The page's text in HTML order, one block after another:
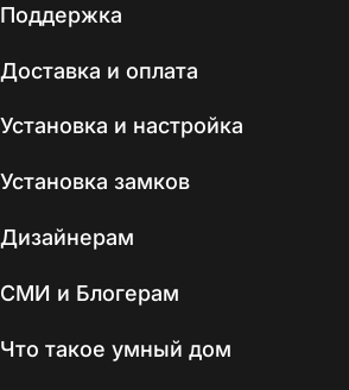
Поддержка
Доставка и оплата
Установка и настройка
Установка замков
Дизайнерам
СМИ и Блогерам
Что такое умный дом